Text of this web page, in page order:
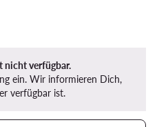
nicht verfügbar.
ein. Wir informieren Dich,
verfügbar ist.